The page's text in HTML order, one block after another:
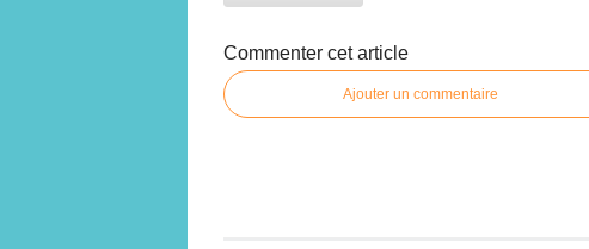
Commenter cet article
Ajouter un commentaire